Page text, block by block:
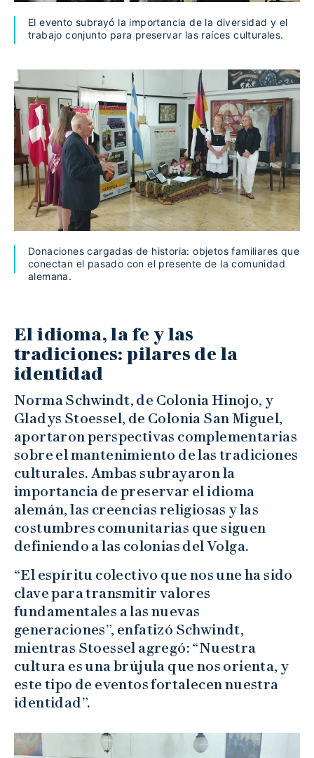
El evento subrayó la importancia de la diversidad y el
trabajo conjunto para preservar las raíces culturales.
Donaciones cargadas de historia: objetos familiares que
conectan el pasado con el presente de la comunidad
alemana.
El idioma, la fe y las
tradiciones: pilares de la
identidad
Norma Schwindt, de Colonia Hinojo, y
Gladys Stoessel, de Colonia San Miguel,
aportaron perspectivas complementarias
sobre el mantenimiento de las tradiciones
culturales. Ambas subrayaron la
importancia de preservar el idioma
alemán, las creencias religiosas y las
costumbres comunitarias que siguen
definiendo a las colonias del Volga.
“El espíritu colectivo que nos une ha sido
clave para transmitir valores
fundamentales a las nuevas
generaciones”, enfatizó Schwindt,
mientras Stoessel agregó: “Nuestra
cultura es una brújula que nos orienta, y
este tipo de eventos fortalecen nuestra
identidad”.